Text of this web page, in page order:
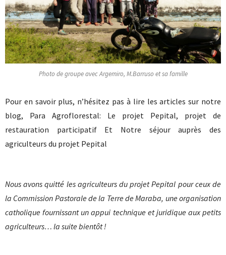
Photo de groupe avec Argemiro, M.Barruso et sa famille
Pour en savoir plus, n’hésitez pas à lire les articles sur notre
blog, Para Agroflorestal: Le projet Pepital, projet de
restauration participatif Et Notre séjour auprès des
agriculteurs du projet Pepital
Nous avons quitté les agriculteurs du projet Pepital pour ceux de
la Commission Pastorale de la Terre de Maraba, une organisation
catholique fournissant un appui technique et juridique aux petits
agriculteurs… la suite bientôt !